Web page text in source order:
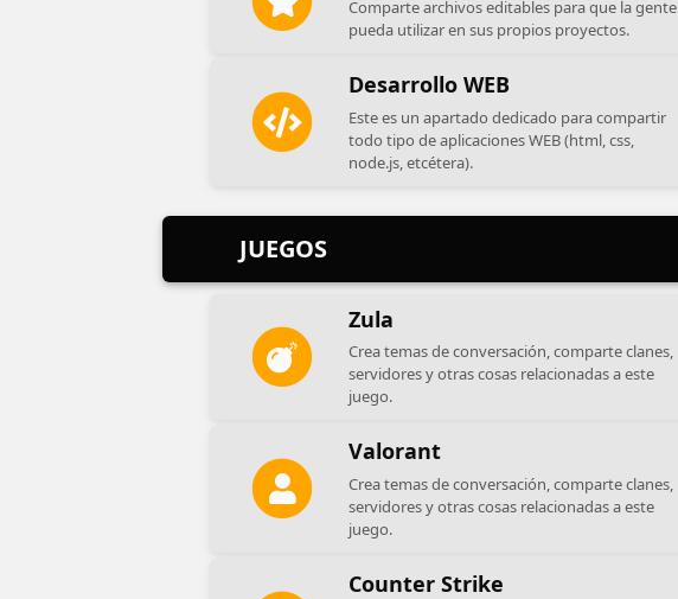
Comparte archivos editables para que la gente
pueda utilizar en sus propios proyectos.
Desarrollo WEB
Este es un apartado dedicado para compartir
todo tipo de aplicaciones WEB (html, css,
node.js, etcétera).
JUEGOS
Zula
Crea temas de conversación, comparte clanes,
servidores y otras cosas relacionadas a este
juego.
Valorant
Crea temas de conversación, comparte clanes,
servidores y otras cosas relacionadas a este
juego.
Counter Strike